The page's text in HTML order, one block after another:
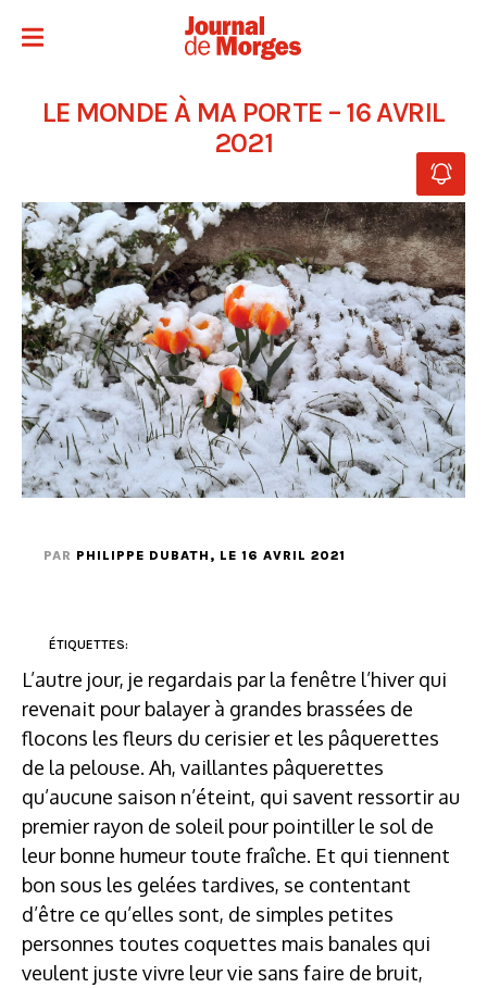
LE MONDE À MA PORTE – 16 AVRIL
2021
PAR PHILIPPE DUBATH , LE 16 AVRIL 2021
ÉTIQUETTES:
L’autre jour, je regardais par la fenêtre l’hiver qui
revenait pour balayer à grandes brassées de
flocons les fleurs du cerisier et les pâquerettes
de la pelouse. Ah, vaillantes pâquerettes
qu’aucune saison n’éteint, qui savent ressortir au
premier rayon de soleil pour pointiller le sol de
leur bonne humeur toute fraîche. Et qui tiennent
bon sous les gelées tardives, se contentant
d’être ce qu’elles sont, de simples petites
personnes toutes coquettes mais banales qui
veulent juste vivre leur vie sans faire de bruit,